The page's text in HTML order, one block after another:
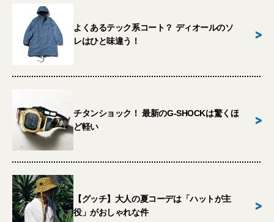
よくあるテック系コート？ ディオールのソ
レはひと味違う！
>
チタンショック！ 最新のG-SHOCKは驚くほ
ど軽い
>
【グッチ】大人の夏コーデは「ハットが主
役」がおしゃれな件
>